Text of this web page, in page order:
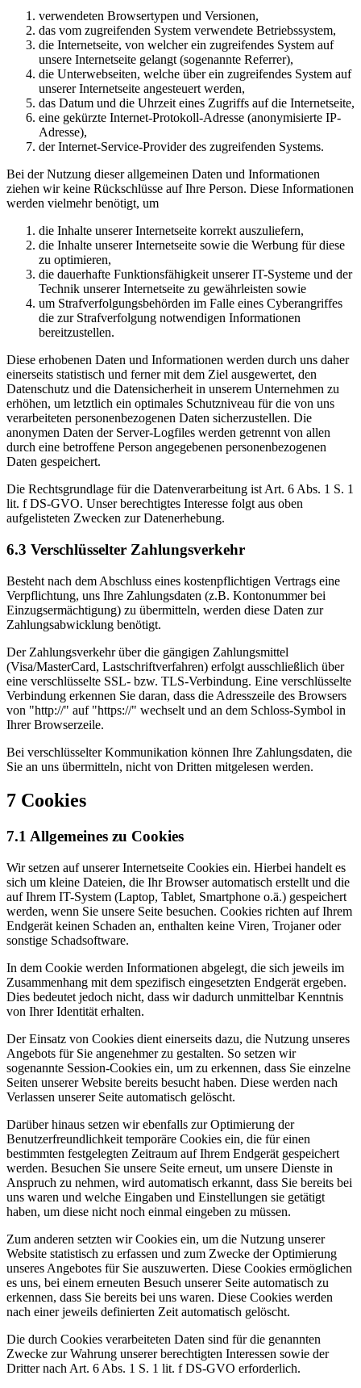
verwendeten Browsertypen und Versionen,
das vom zugreifenden System verwendete Betriebssystem,
die Internetseite, von welcher ein zugreifendes System auf
unsere Internetseite gelangt (sogenannte Referrer),
die Unterwebseiten, welche über ein zugreifendes System auf
unserer Internetseite angesteuert werden,
das Datum und die Uhrzeit eines Zugriffs auf die Internetseite,
eine gekürzte Internet-Protokoll-Adresse (anonymisierte IP-
Adresse),
der Internet-Service-Provider des zugreifenden Systems.
Bei der Nutzung dieser allgemeinen Daten und Informationen
ziehen wir keine Rückschlüsse auf Ihre Person. Diese Informationen
werden vielmehr benötigt, um
die Inhalte unserer Internetseite korrekt auszuliefern,
die Inhalte unserer Internetseite sowie die Werbung für diese
zu optimieren,
die dauerhafte Funktionsfähigkeit unserer IT-Systeme und der
Technik unserer Internetseite zu gewährleisten sowie
um Strafverfolgungsbehörden im Falle eines Cyberangriffes
die zur Strafverfolgung notwendigen Informationen
bereitzustellen.
Diese erhobenen Daten und Informationen werden durch uns daher
einerseits statistisch und ferner mit dem Ziel ausgewertet, den
Datenschutz und die Datensicherheit in unserem Unternehmen zu
erhöhen, um letztlich ein optimales Schutzniveau für die von uns
verarbeiteten personenbezogenen Daten sicherzustellen. Die
anonymen Daten der Server-Logfiles werden getrennt von allen
durch eine betroffene Person angegebenen personenbezogenen
Daten gespeichert.
Die Rechtsgrundlage für die Datenverarbeitung ist Art. 6 Abs. 1 S. 1
lit. f DS-GVO. Unser berechtigtes Interesse folgt aus oben
aufgelisteten Zwecken zur Datenerhebung.
6.3 Verschlüsselter Zahlungsverkehr
Besteht nach dem Abschluss eines kostenpflichtigen Vertrags eine
Verpflichtung, uns Ihre Zahlungsdaten (z.B. Kontonummer bei
Einzugsermächtigung) zu übermitteln, werden diese Daten zur
Zahlungsabwicklung benötigt.
Der Zahlungsverkehr über die gängigen Zahlungsmittel
(Visa/MasterCard, Lastschriftverfahren) erfolgt ausschließlich über
eine verschlüsselte SSL- bzw. TLS-Verbindung. Eine verschlüsselte
Verbindung erkennen Sie daran, dass die Adresszeile des Browsers
von "http://" auf "https://" wechselt und an dem Schloss-Symbol in
Ihrer Browserzeile.
Bei verschlüsselter Kommunikation können Ihre Zahlungsdaten, die
Sie an uns übermitteln, nicht von Dritten mitgelesen werden.
7 Cookies
7.1 Allgemeines zu Cookies
Wir setzen auf unserer Internetseite Cookies ein. Hierbei handelt es
sich um kleine Dateien, die Ihr Browser automatisch erstellt und die
auf Ihrem IT-System (Laptop, Tablet, Smartphone o.ä.) gespeichert
werden, wenn Sie unsere Seite besuchen. Cookies richten auf Ihrem
Endgerät keinen Schaden an, enthalten keine Viren, Trojaner oder
sonstige Schadsoftware.
In dem Cookie werden Informationen abgelegt, die sich jeweils im
Zusammenhang mit dem spezifisch eingesetzten Endgerät ergeben.
Dies bedeutet jedoch nicht, dass wir dadurch unmittelbar Kenntnis
von Ihrer Identität erhalten.
Der Einsatz von Cookies dient einerseits dazu, die Nutzung unseres
Angebots für Sie angenehmer zu gestalten. So setzen wir
sogenannte Session-Cookies ein, um zu erkennen, dass Sie einzelne
Seiten unserer Website bereits besucht haben. Diese werden nach
Verlassen unserer Seite automatisch gelöscht.
Darüber hinaus setzen wir ebenfalls zur Optimierung der
Benutzerfreundlichkeit temporäre Cookies ein, die für einen
bestimmten festgelegten Zeitraum auf Ihrem Endgerät gespeichert
werden. Besuchen Sie unsere Seite erneut, um unsere Dienste in
Anspruch zu nehmen, wird automatisch erkannt, dass Sie bereits bei
uns waren und welche Eingaben und Einstellungen sie getätigt
haben, um diese nicht noch einmal eingeben zu müssen.
Zum anderen setzten wir Cookies ein, um die Nutzung unserer
Website statistisch zu erfassen und zum Zwecke der Optimierung
unseres Angebotes für Sie auszuwerten. Diese Cookies ermöglichen
es uns, bei einem erneuten Besuch unserer Seite automatisch zu
erkennen, dass Sie bereits bei uns waren. Diese Cookies werden
nach einer jeweils definierten Zeit automatisch gelöscht.
Die durch Cookies verarbeiteten Daten sind für die genannten
Zwecke zur Wahrung unserer berechtigten Interessen sowie der
Dritter nach Art. 6 Abs. 1 S. 1 lit. f DS-GVO erforderlich.